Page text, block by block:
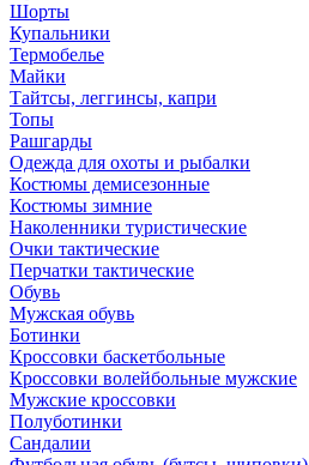
Шорты
Купальники
Термобелье
Майки
Тайтсы, леггинсы, капри
Топы
Рашгарды
Одежда для охоты и рыбалки
Костюмы демисезонные
Костюмы зимние
Наколенники туристические
Очки тактические
Перчатки тактические
Обувь
Мужская обувь
Ботинки
Кроссовки баскетбольные
Кроссовки волейбольные мужские
Мужские кроссовки
Полуботинки
Сандалии